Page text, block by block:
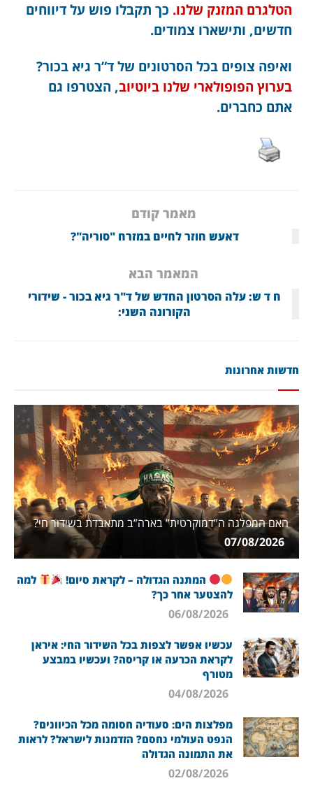
הטלגרם המזנק שלנו. כך תקבלו פוש על דיווחים
חדשים, ותישארו צמודים.
ואיפה צופים בכל הסרטונים של ד”ר גיא בכור?
בערוץ הפופולארי שלנו ביוטיוב, הצטרפו גם
אתם כחברים.
מאמר קודם
דאעש חוזר לחיים במזרח "סוריה"?
המאמר הבא
ח ד ש: עלה הסרטון החדש של ד"ר גיא בכור - שידורי
הקורונה השני:
חדשות אחרונות
האם המפלגה ה”דמוקרטית” בארה”ב מתאבדת בשידור חי?
07/08/2026
המתנה הגדולה – לקראת סיום!
למה
להצטער אחר כך?
עכשיו אפשר לצפות בכל השידור החי: איראן
לקראת הכרעה או קריסה? ועכשיו במבצע
מטורף
מפלצות הים: סעודיה חסומה מכל הכיוונים?
הנפט העולמי נחסם? הזדמנות לישראל? לראות
את התמונה הגדולה